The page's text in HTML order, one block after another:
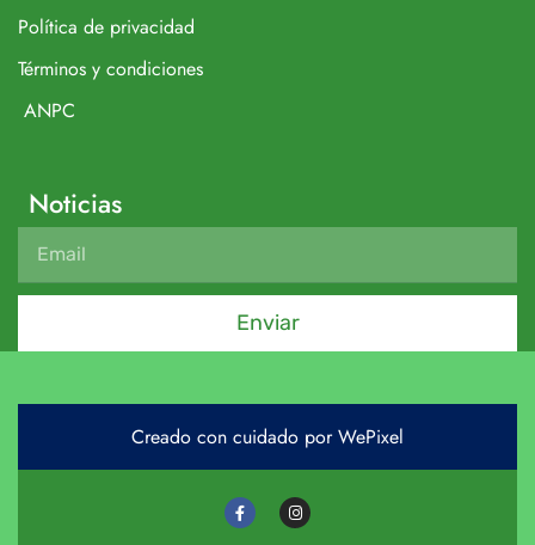
Política de privacidad
Términos y condiciones
ANPC
Noticias
Enviar
Creado con cuidado por WePixel